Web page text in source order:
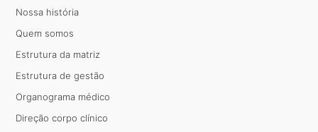
Nossa história
Quem somos
Estrutura da matriz
Estrutura de gestão
Organograma médico
Direção corpo clínico